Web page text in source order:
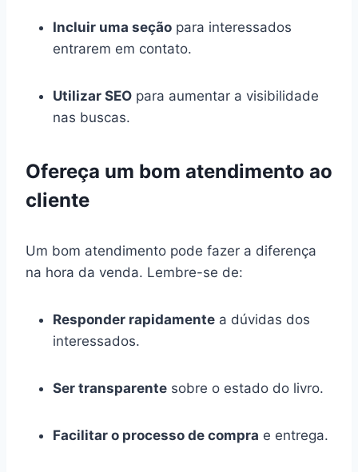
Incluir uma seção para interessados
entrarem em contato.
Utilizar SEO para aumentar a visibilidade
nas buscas.
Ofereça um bom atendimento ao
cliente
Um bom atendimento pode fazer a diferença
na hora da venda. Lembre-se de:
Responder rapidamente a dúvidas dos
interessados.
Ser transparente sobre o estado do livro.
Facilitar o processo de compra e entrega.